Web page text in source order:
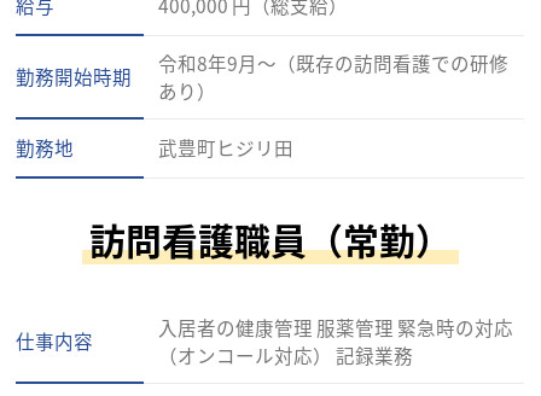
勤務開始時期
令和8年9月～（既存の訪問看護での研修
あり）
勤務地 武豊町ヒジリ田
訪問看護職員（常勤）
仕事内容
入居者の健康管理 服薬管理 緊急時の対応
（オンコール対応） 記録業務